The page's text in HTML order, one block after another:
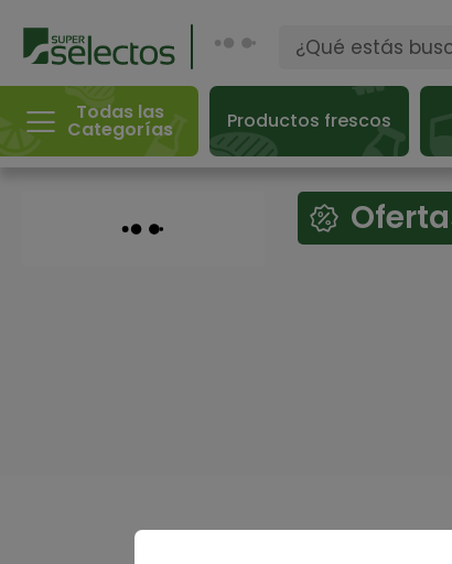
Todas las
Categorías Productos frescos